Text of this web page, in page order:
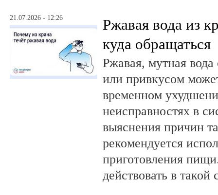
21.07.2026 - 12:26
Ржавая вода из
куда обращаться
Ржавая, мутная
или привкусом
временном
неисправностях в
выяснения причин
рекомендуется
приготовления
действовать в такой